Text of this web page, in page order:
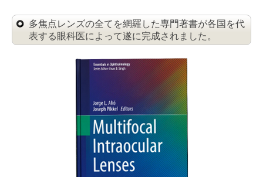
多焦点レンズの全てを網羅した専門著書が各国を代
表する眼科医によって遂に完成されました。